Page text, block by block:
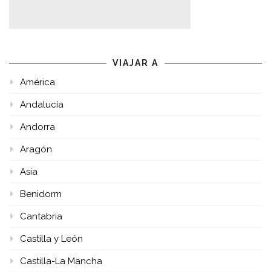
VIAJAR A
América
Andalucía
Andorra
Aragón
Asia
Benidorm
Cantabria
Castilla y León
Castilla-La Mancha